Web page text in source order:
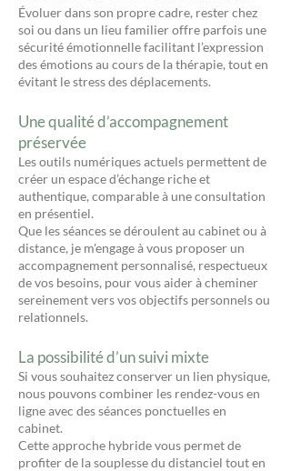
Évoluer dans son propre cadre, rester chez
soi ou dans un lieu familier offre parfois une
sécurité émotionnelle facilitant l’expression
des émotions au cours de la thérapie, tout en
évitant le stress des déplacements.
Une qualité d’accompagnement
préservée
Les outils numériques actuels permettent de
créer un espace d’échange riche et
authentique, comparable à une consultation
en présentiel.
Que les séances se déroulent au cabinet ou à
distance, je m'engage à vous proposer un
accompagnement personnalisé, respectueux
de vos besoins, pour vous aider à cheminer
sereinement vers vos objectifs personnels ou
relationnels.
La possibilité d’un suivi mixte
Si vous souhaitez conserver un lien physique,
nous pouvons combiner les rendez-vous en
ligne avec des séances ponctuelles en
cabinet.
Cette approche hybride vous permet de
profiter de la souplesse du distanciel tout en